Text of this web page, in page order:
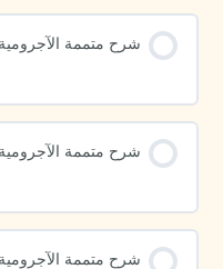
شرح متممة الآجرومية
شرح متممة الآجرومية
شرح متممة الآجرومية